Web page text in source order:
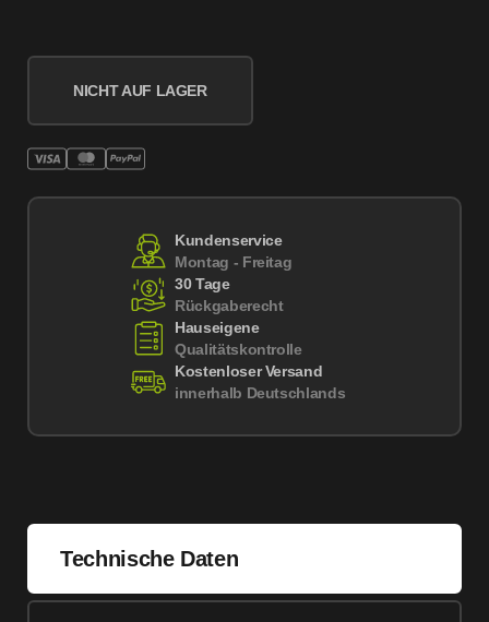
NICHT AUF LAGER
Kundenservice
Montag - Freitag
30 Tage
Rückgaberecht
Hauseigene
Qualitätskontrolle
Kostenloser Versand
innerhalb Deutschlands
Technische Daten